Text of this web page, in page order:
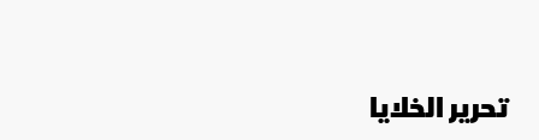
تحرير الخلايا